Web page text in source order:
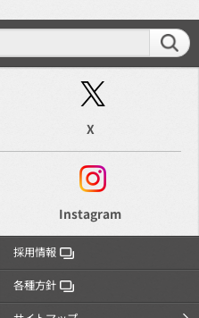
X
Instagram
採用情報
各種方針